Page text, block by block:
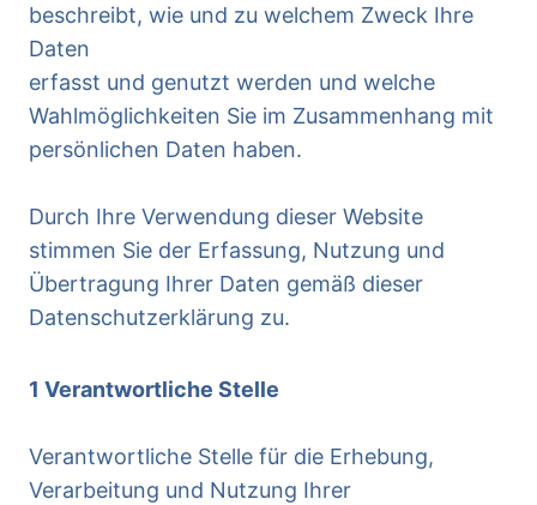
beschreibt, wie und zu welchem Zweck Ihre
Daten
erfasst und genutzt werden und welche
Wahlmöglichkeiten Sie im Zusammenhang mit
persönlichen Daten haben.
Durch Ihre Verwendung dieser Website
stimmen Sie der Erfassung, Nutzung und
Übertragung Ihrer Daten gemäß dieser
Datenschutzerklärung zu.
1 Verantwortliche Stelle
Verantwortliche Stelle für die Erhebung,
Verarbeitung und Nutzung Ihrer